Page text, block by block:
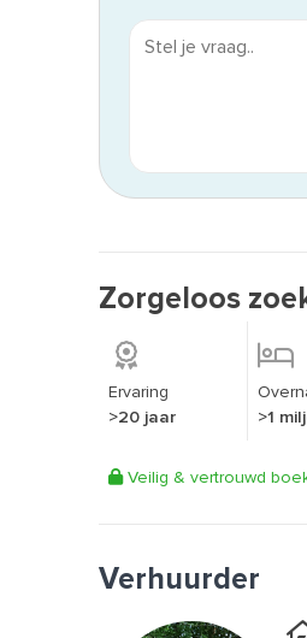
Zorgeloos
Ervaring
>20 jaar
>1
Veilig & vertrouwd
Verhuurder